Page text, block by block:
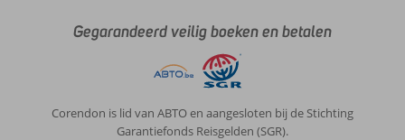
Gegarandeerd veilig boeken en betalen
Corendon is lid van ABTO en aangesloten bij de Stichting
Garantiefonds Reisgelden (SGR).